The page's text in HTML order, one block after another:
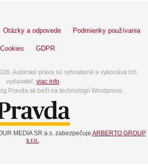
Otázky a odpovede Podmienky používania
Cookies GDPR
Autorské práva sú vyhradené a vykonáva ich
vydavateľ, viac info.
beží na technológií Wordpress.
MEDIA SR a.s. zabezpečuje ARBERTO GROUP
s.r.o..